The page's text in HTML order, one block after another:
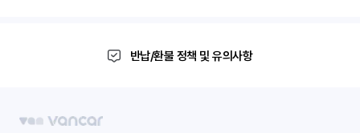
반납/환불 정책 및 유의사항